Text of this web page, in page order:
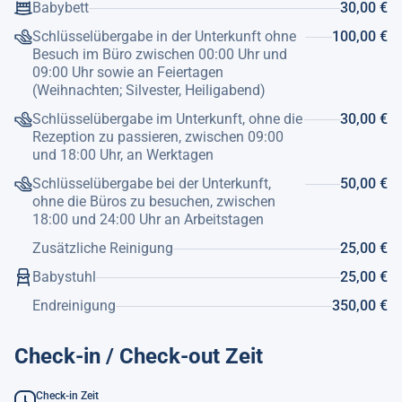
eine kleine Treppe gelangt man auf die große Terrasse mit
Swimmingpool, Außendusche und einer schönen
bioklimatischen Pergola mit Sofas und einem Tisch zum
Genießen vor dem Wasser. Ein Bereich mit Liegestühlen
zum Sonnenbaden und alle mit unschlagbaren offenen
Blick auf die Berge und Calpe. Der Pool misst 9 / 4,5 Meter
und hat römische Stufen, um das Innere zu erreichen. Die
Villa verfügt über einen Außenparkplatz und eine Pergola
für Schatten, insgesamt 5 bis 6 Fahrzeuge können
innerhalb des Grundstücks geparkt werden.
Die Sauna steht auf Anfrage und gegen Aufpreis zur
Verfügung.,
Zum Supermarkt Ortenbach sind es 400 m, zum
Restaurant Komfort 700 m, und zum Michelin-Stern-
Reina", 2 km von Calpe", 2 km vom Sandstrand "Playa del
Peñon de Ifach", 9 km vom Golfplatz "Club de Golf Ifach",
Babybett
30,00 €
Schlüsselübergabe in der Unterkunft ohne
Besuch im Büro zwischen 00:00 Uhr und
09:00 Uhr sowie an Feiertagen
(Weihnachten; Silvester, Heiligabend)
100,00 €
Schlüsselübergabe im Unterkunft, ohne die
Rezeption zu passieren, zwischen 09:00
und 18:00 Uhr, an Werktagen
30,00 €
Schlüsselübergabe bei der Unterkunft,
ohne die Büros zu besuchen, zwischen
18:00 und 24:00 Uhr an Arbeitstagen
50,00 €
Zusätzliche Reinigung
25,00 €
Babystuhl
25,00 €
Endreinigung
350,00 €
Check-in / Check-out Zeit
Check-in Zeit